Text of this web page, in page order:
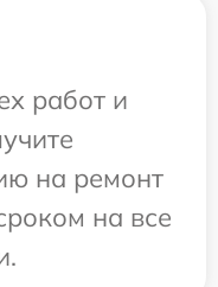
работ и
на ремонт
на все